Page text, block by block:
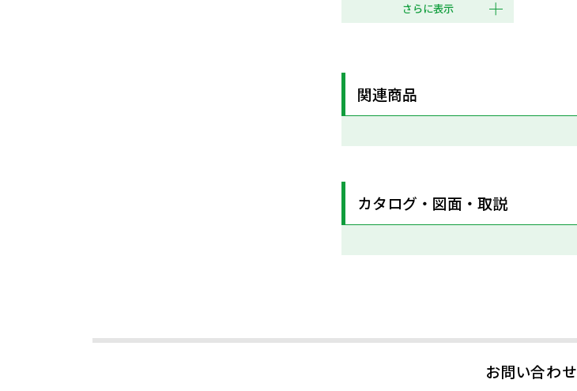
さらに表示
関連商品
カタログ・図面・取説
お問い合わせ